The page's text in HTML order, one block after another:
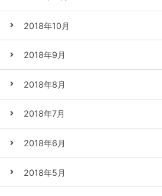
2018年10月
2018年9月
2018年8月
2018年7月
2018年6月
2018年5月